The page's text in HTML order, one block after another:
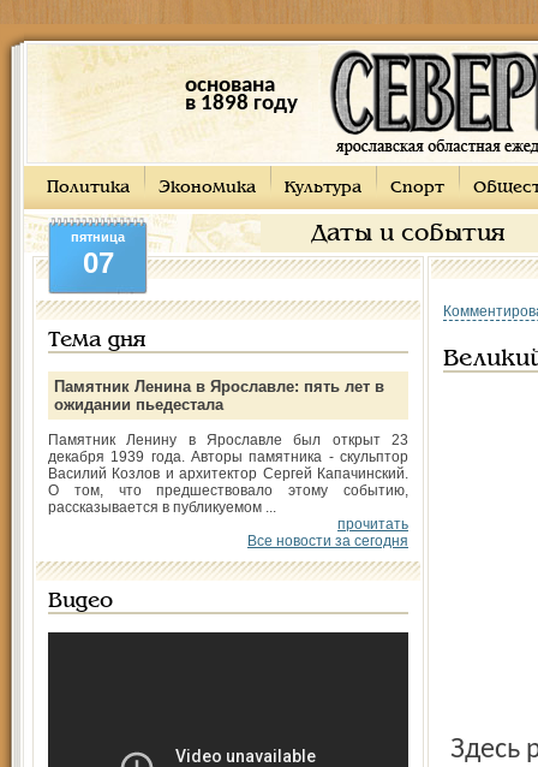
основана
в 1898 году
Политика Экономика Культура Спорт
Даты и события
пятница
07
Тема дня
Памятник Ленина в Ярославле: пять лет в
ожидании пьедестала
Памятник Ленину в Ярославле был открыт 23
декабря 1939 года. Авторы памятника - скульптор
Василий Козлов и архитектор Сергей Капачинский.
О том, что предшествовало этому событию,
рассказывается в публикуемом ...
прочитать
Все новости за сегодня
Видео
Здесь решили возобновить подзабытую уже форму